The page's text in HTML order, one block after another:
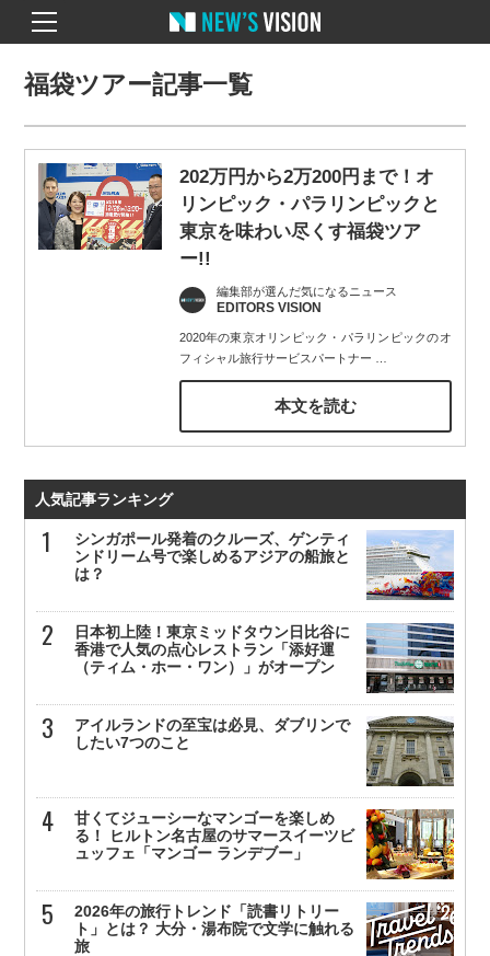
福袋ツアー記事一覧
202万円から2万200円まで！オ
リンピック・パラリンピックと
東京を味わい尽くす福袋ツア
ー!!
編集部が選んだ気になるニュース
EDITORS VISION
2020年の東京オリンピック・パラリンピックのオ
フィシャル旅行サービスパートナー
本文を読む
人気記事ランキング
シンガポール発着のクルーズ、ゲンティ
ンドリーム号で楽しめるアジアの船旅と
は？
日本初上陸！東京ミッドタウン日比谷に
香港で人気の点心レストラン「添好運
（ティム・ホー・ワン）」がオープン
アイルランドの至宝は必見、ダブリンで
したい7つのこと
甘くてジューシーなマンゴーを楽しめ
る！ ヒルトン名古屋のサマースイーツビ
ュッフェ「マンゴー ランデブー」
2026年の旅行トレンド「読書リトリー
ト」とは？ 大分・湯布院で文学に触れる
旅